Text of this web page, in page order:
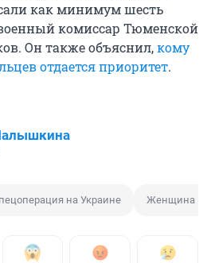
как минимум шесть
комиссар Тюменской
Он также объяснил,кому
отдается приоритет.
на Украине Женщина на